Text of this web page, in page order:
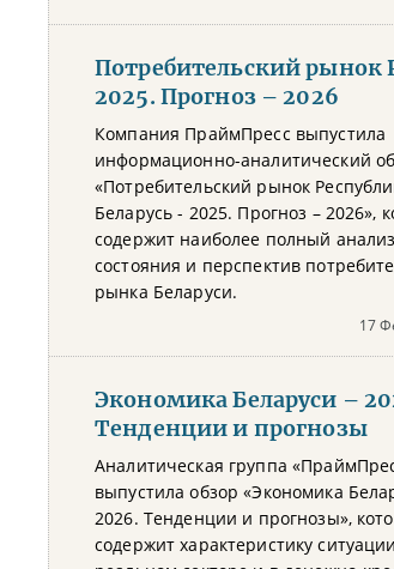
Потребительский рынок
2025. Прогноз – 2026
Компания ПраймПресс выпустила
информационно-аналитический
«Потребительский рынок
Беларусь - 2025. Прогноз – 2026»,
содержит наиболее полный
состояния и перспектив
рынка Беларуси.
17
Экономика Беларуси –
Тенденции и прогнозы
Аналитическая группа
выпустила обзор «Экономика
2026. Тенденции и прогнозы»,
содержит характеристику